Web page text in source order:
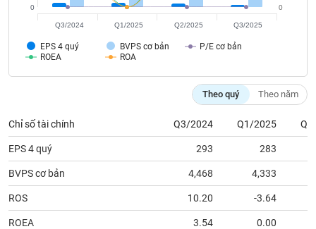
EPS 4 quý BVPS cơ bản
P/E cơ bản
ROEA
ROA
0 0
Q3/2024 Q1/2025 Q2/2025 Q3/2025
Theo quý Theo năm
Chỉ số tài chính Q3/2024 Q1/2025
EPS 4 quý 293 283
BVPS cơ bản 4,468 4,333
ROS 10.20 -3.64
ROEA 3.54 0.00
của
tích
(-)
Thuật
ngữ
(-)